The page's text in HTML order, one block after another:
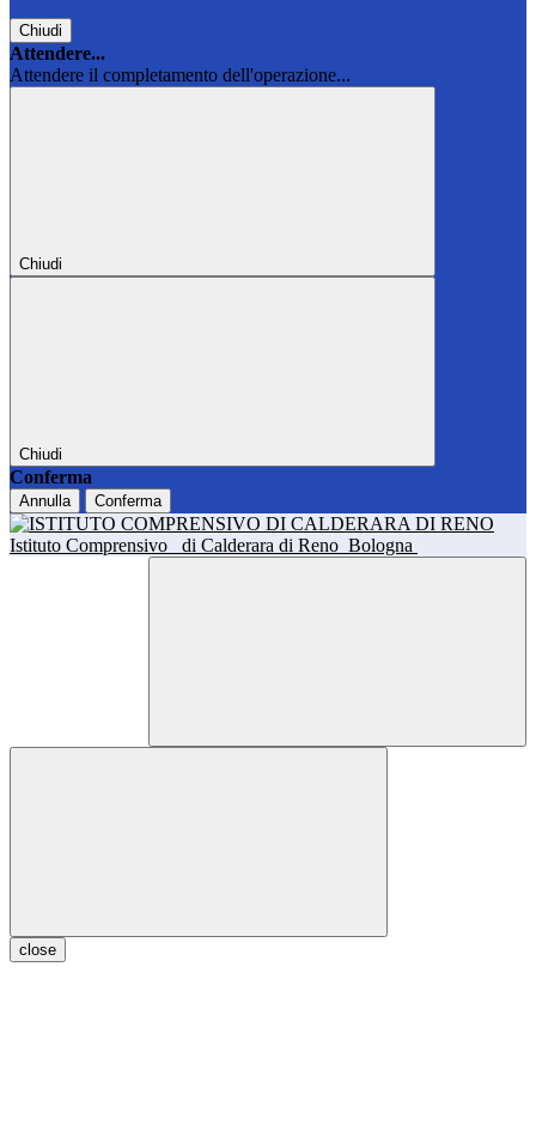
Chiudi
Attendere...
Attendere il completamento dell'operazione...
Chiudi
Chiudi
Conferma
Annulla Conferma
Istituto Comprensivo di Calderara di Reno Bologna
close